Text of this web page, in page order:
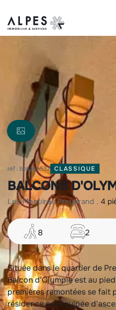
réf : bolymp532 CLASSIQUE
BALCONS
les menuires preyerand 4
8 2
Située dans le quartier de
Balcon d'Olympie est au
premières remontées se fait
résidence est équipée